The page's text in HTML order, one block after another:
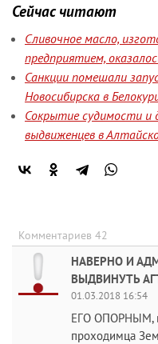
Сейчас читают
Сливочное масло,
предприятием,
Санкции помешали
Новосибирска в
Сокрытие судимости и
выдвиженцев в
Комментариев 42
НАВЕРНО И
ВЫДВИНУТЬ
01.03.2018 16:54
ЕГО ОПОРНЫМ,
проходимца